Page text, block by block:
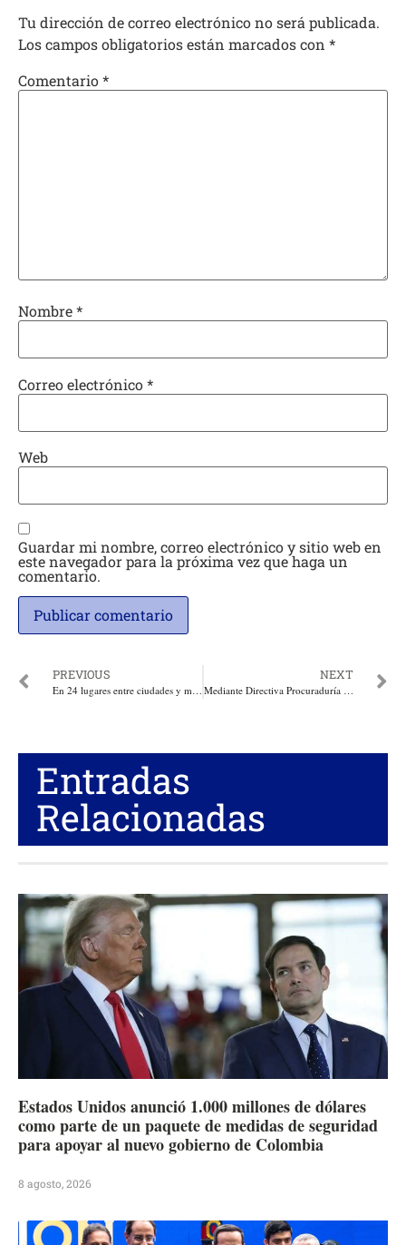
Tu dirección de correo electrónico no será publicada.
Los campos obligatorios están marcados con *
Comentario*
Nombre*
Correo electrónico*
Web
Guardar mi nombre, correo electrónico y sitio web en
este navegador para la próxima vez que haga un
comentario.
PREVIOUS
En 24 lugares entre ciudades y municipios del país marcharon este miércoles nuevamente las Reservas de las FFAA y sociedad civil para exigir sus derechos
NEXT
Mediante Directiva Procuraduría recuerda a los servidores públicos las medidas de sanción y destitución a que se verían sometidos por su participación en política
Entradas
Relacionadas
Estados Unidos anunció 1.000 millones de dólares
como parte de un paquete de medidas de seguridad
para apoyar al nuevo gobierno de Colombia
8 agosto, 2026